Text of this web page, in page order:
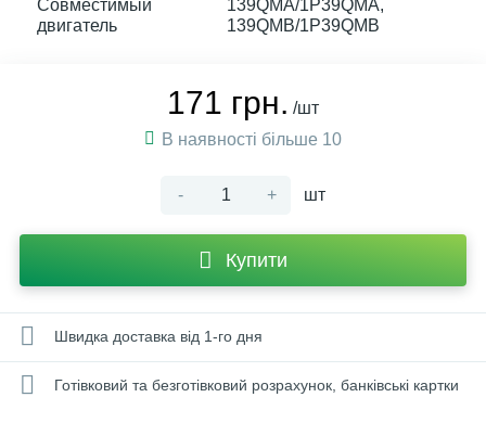
Совместимый
двигатель
139QMA/1P39QMA,
139QMB/1P39QMB
171 грн. /шт
В наявності більше 10
- + шт
Купити
Швидка доставка від 1-го дня
Готівковий та безготівковий розрахунок, банківські картки